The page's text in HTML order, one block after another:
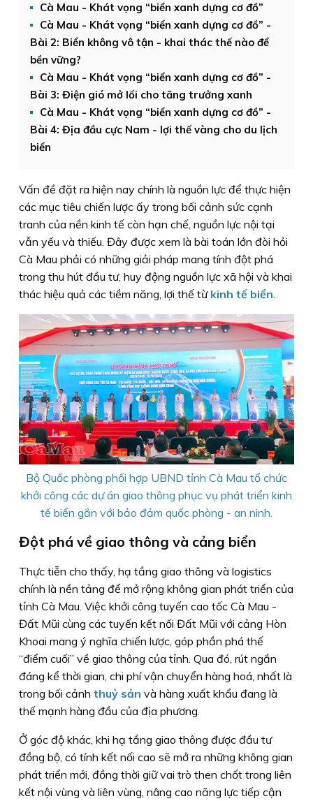
Cà Mau - Khát vọng “biển xanh dựng cơ đồ”
Cà Mau - Khát vọng “biển xanh dựng cơ đồ” -
Bài 2: Biển không vô tận - khai thác thế nào để
bền vững?
Cà Mau - Khát vọng “biển xanh dựng cơ đồ” -
Bài 3: Điện gió mở lối cho tăng trưởng xanh
Cà Mau - Khát vọng “biển xanh dựng cơ đồ” -
Bài 4: Địa đầu cực Nam - lợi thế vàng cho du lịch
biển
Vấn đề đặt ra hiện nay chính là nguồn lực để thực hiện
các mục tiêu chiến lược ấy trong bối cảnh sức cạnh
tranh của nền kinh tế còn hạn chế, nguồn lực nội tại
vẫn yếu và thiếu. Đây được xem là bài toán lớn đòi hỏi
Cà Mau phải có những giải pháp mang tính đột phá
trong thu hút đầu tư, huy động nguồn lực xã hội và khai
thác hiệu quả các tiềm năng, lợi thế từ kinh tế biển.
Bộ Quốc phòng phối hợp UBND tỉnh Cà Mau tổ chức
khởi công các dự án giao thông phục vụ phát triển kinh
tế biển gắn với bảo đảm quốc phòng - an ninh.
Đột phá về giao thông và cảng biển
Thực tiễn cho thấy, hạ tầng giao thông và logistics
chính là nền tảng để mở rộng không gian phát triển của
tỉnh Cà Mau. Việc khởi công tuyến cao tốc Cà Mau -
Đất Mũi cùng các tuyến kết nối Đất Mũi với cảng Hòn
Khoai mang ý nghĩa chiến lược, góp phần phá thế
“điểm cuối” về giao thông của tỉnh. Qua đó, rút ngắn
đáng kể thời gian, chi phí vận chuyển hàng hoá, nhất là
trong bối cảnh thuỷ sản và hàng xuất khẩu đang là
thế mạnh hàng đầu của địa phương.
Ở góc độ khác, khi hạ tầng giao thông được đầu tư
đồng bộ, có tính kết nối cao sẽ mở ra những không gian
phát triển mới, đồng thời giữ vai trò then chốt trong liên
kết nội vùng và liên vùng, nâng cao năng lực tiếp cận